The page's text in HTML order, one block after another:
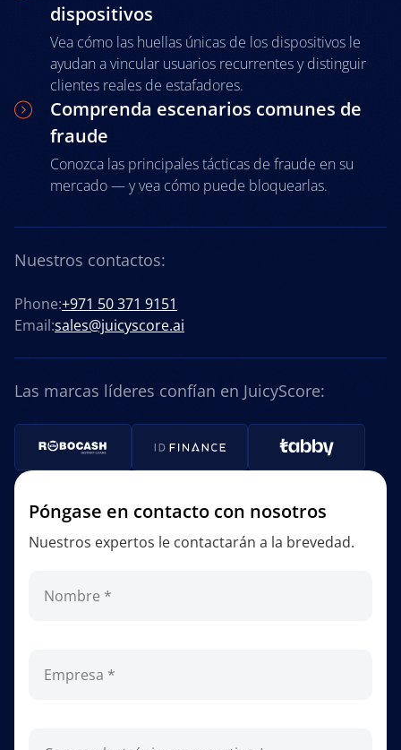
dispositivos
Vea cómo las huellas únicas de los dispositivos le
ayudan a vincular usuarios recurrentes y distinguir
clientes reales de estafadores.
Comprenda escenarios comunes de
fraude
Conozca las principales tácticas de fraude en su
mercado — y vea cómo puede bloquearlas.
Nuestros contactos:
Phone:+971 50 371 9151
Email:sales@juicyscore.ai
Las marcas líderes confían en JuicyScore:
Póngase en contacto con nosotros
Nuestros expertos le contactarán a la brevedad.